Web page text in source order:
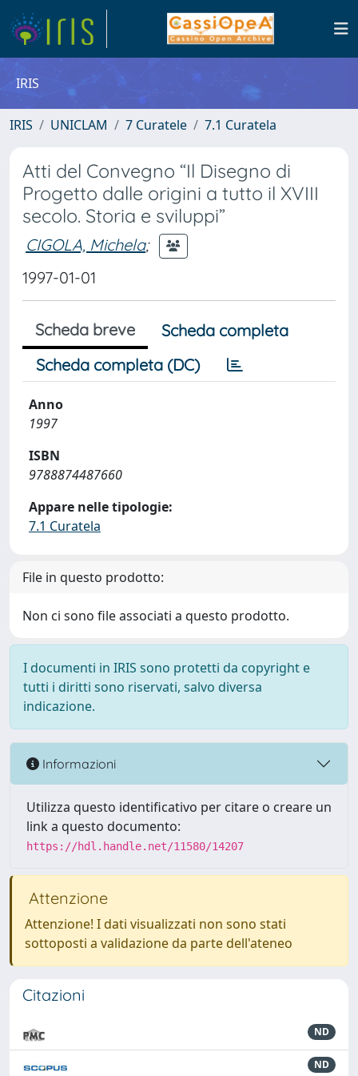
IRIS
IRIS UNICLAM 7 Curatele 7.1 Curatela
Atti del Convegno “Il Disegno di
Progetto dalle origini a tutto il XVIII
secolo. Storia e sviluppi”
CIGOLA, Michela;
1997-01-01
Scheda breve
Scheda completa
Scheda completa (DC)
Anno
1997
ISBN
9788874487660
Appare nelle tipologie:
7.1 Curatela
File in questo prodotto:
Non ci sono file associati a questo prodotto.
I documenti in IRIS sono protetti da copyright e
tutti i diritti sono riservati, salvo diversa
indicazione.
Informazioni
Utilizza questo identificativo per citare o creare un
link a questo documento:
https://hdl.handle.net/11580/14207
Attenzione
Attenzione! I dati visualizzati non sono stati
sottoposti a validazione da parte dell'ateneo
Citazioni
ND
ND